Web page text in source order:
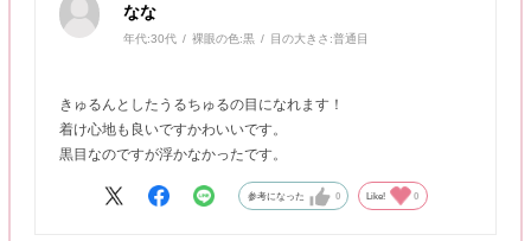
なな
年代:30代 裸眼の色:黒 目の大きさ:普通目
きゅるんとしたうるちゅるの目になれます！
着け心地も良いですかわいいです。
黒目なのですが浮かなかったです。
参考になった 0 Like! 0